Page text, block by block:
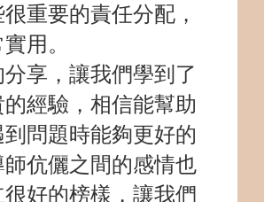
重要的責任分配，
用。
享，讓我們學到了
經驗，相信能幫助
問題時能夠更好的
師伉儷之間的感情也
好的榜樣，讓我們